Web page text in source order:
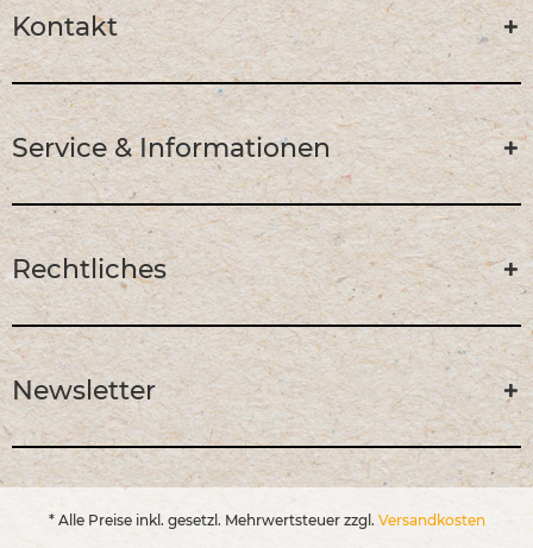
Kontakt
Service & Informationen
Rechtliches
Newsletter
* Alle Preise inkl. gesetzl. Mehrwertsteuer zzgl. Versandkosten